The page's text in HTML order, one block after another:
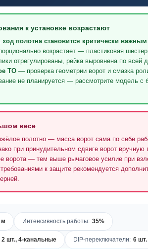
к установке возрастают
полотна становится критически важным
возрастает — пластиковая
отрегулированы, рейка выровнена по всей
ТО— проверка геометрии ворот и смазка
не планируется — рассмотрите модель с
весе
полотно — масса ворот сама по себе
при принудительном сдвиге ворот вручную
ворота — тем выше рычаговое усилие при
к защите рекомендуется
м Интенсивность работы: 35%
2 шт., 4-канальные DIP-переключатели: 6 шт.